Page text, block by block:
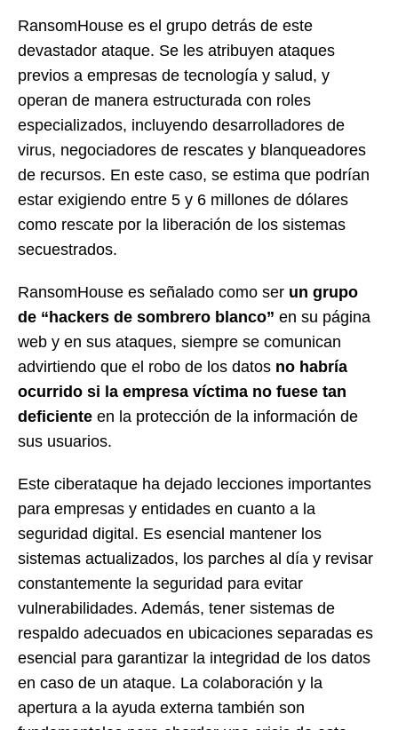
RansomHouse es el grupo detrás de este
devastador ataque. Se les atribuyen ataques
previos a empresas de tecnología y salud, y
operan de manera estructurada con roles
especializados, incluyendo desarrolladores de
virus, negociadores de rescates y blanqueadores
de recursos. En este caso, se estima que podrían
estar exigiendo entre 5 y 6 millones de dólares
como rescate por la liberación de los sistemas
secuestrados.
RansomHouse es señalado como ser un grupo
de “hackers de sombrero blanco” en su página
web y en sus ataques, siempre se comunican
advirtiendo que el robo de los datos no habría
ocurrido si la empresa víctima no fuese tan
deficiente en la protección de la información de
sus usuarios.
Este ciberataque ha dejado lecciones importantes
para empresas y entidades en cuanto a la
seguridad digital. Es esencial mantener los
sistemas actualizados, los parches al día y revisar
constantemente la seguridad para evitar
vulnerabilidades. Además, tener sistemas de
respaldo adecuados en ubicaciones separadas es
esencial para garantizar la integridad de los datos
en caso de un ataque. La colaboración y la
apertura a la ayuda externa también son